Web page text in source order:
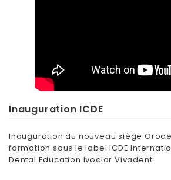
Inauguration ICDE
Inauguration du nouveau siège
formation sous le label ICDE
Dental Education Ivoclar Vivadent.